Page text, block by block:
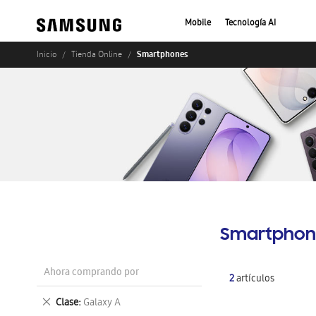
Mobile Tecnología AI
Inicio Tienda Online Smartphones
2artículos
Ahora comprando por
Clase Galaxy A
Eliminar